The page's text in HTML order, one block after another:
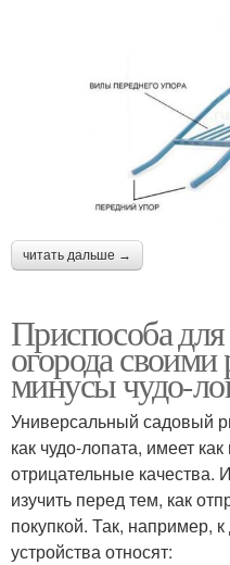
читать дальше →
Приспособа
огорода
минусы чудо-
Универсальный садовый
как чудо-лопата, имеет
отрицательные качества.
изучить перед тем, как
покупкой. Так, например,
устройства относят: